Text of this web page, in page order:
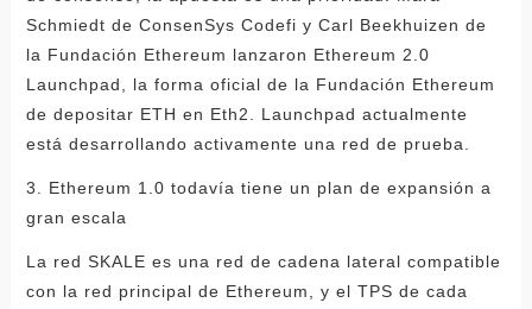
Schmiedt de ConsenSys Codefi y Carl Beekhuizen de
la Fundación Ethereum lanzaron Ethereum 2.0
Launchpad, la forma oficial de la Fundación Ethereum
de depositar ETH en Eth2. Launchpad actualmente
está desarrollando activamente una red de prueba.
3. Ethereum 1.0 todavía tiene un plan de expansión a
gran escala
La red SKALE es una red de cadena lateral compatible
con la red principal de Ethereum, y el TPS de cada